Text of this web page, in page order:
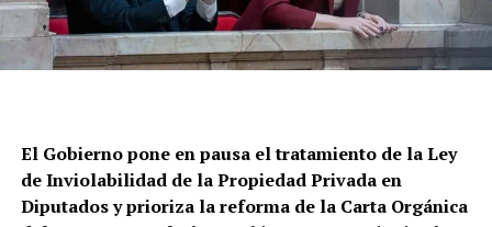
El Gobiernopone en pausa el tratamiento de la Ley
de Inviolabilidad de laPropiedad Privadaen
Diputados y prioriza la reforma de la Carta Orgánica